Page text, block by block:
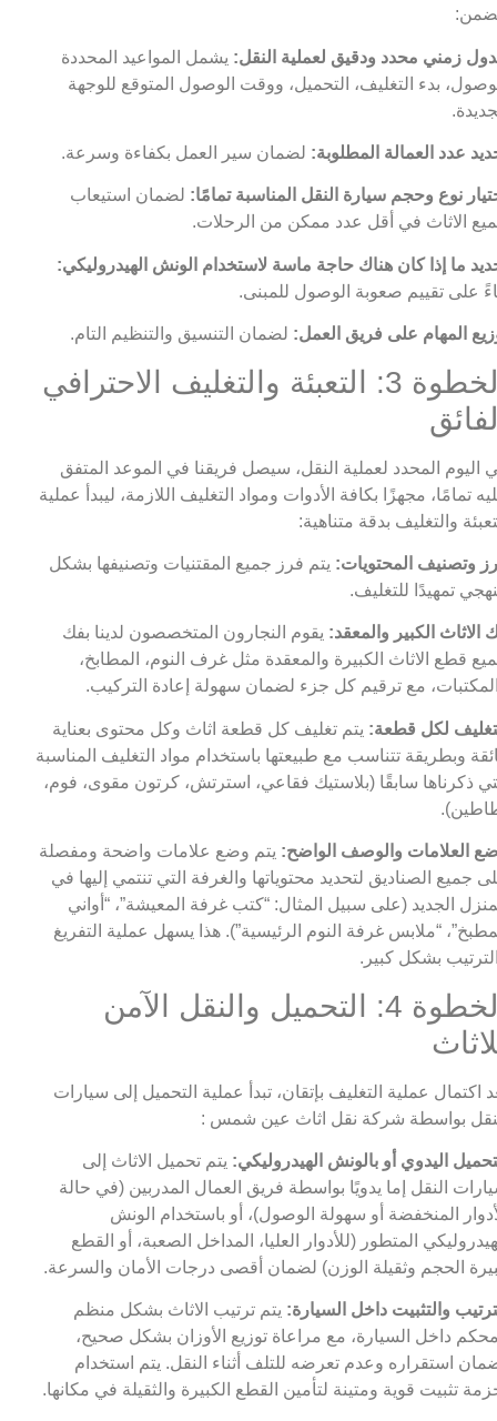
زمني محدد ودقيق لعملية النقل: يشمل المواعيد المحددة
بدء التغليف، التحميل، ووقت الوصول المتوقع للوجهة
عدد العمالة المطلوبة: لضمان سير العمل بكفاءة وسرعة.
نوع وحجم سيارة النقل المناسبة تمامًا: لضمان استيعاب
الاثاث في أقل عدد ممكن من الرحلات.
ما إذا كان هناك حاجة ماسة لاستخدام الونش الهيدروليكي:
على تقييم صعوبة الوصول للمبنى.
المهام على فريق العمل: لضمان التنسيق والتنظيم التام.
الخطوة 3: التعبئة والتغليف الاحترافي
اليوم المحدد لعملية النقل، سيصل فريقنا في الموعد المتفق
تمامًا، مجهزًا بكافة الأدوات ومواد التغليف اللازمة، ليبدأ عملية
والتغليف بدقة متناهية:
وتصنيف المحتويات: يتم فرز جميع المقتنيات وتصنيفها بشكل
تمهيدًا للتغليف.
الاثاث الكبير والمعقد: يقوم النجارون المتخصصون لدينا بفك
قطع الاثاث الكبيرة والمعقدة مثل غرف النوم، المطابخ،
مع ترقيم كل جزء لضمان سهولة إعادة التركيب.
لكل قطعة: يتم تغليف كل قطعة اثاث وكل محتوى بعناية
وبطريقة تتناسب مع طبيعتها باستخدام مواد التغليف المناسبة
ذكرناها سابقًا (بلاستيك فقاعي، استرتش، كرتون مقوى، فوم،
العلامات والوصف الواضح: يتم وضع علامات واضحة ومفصلة
جميع الصناديق لتحديد محتوياتها والغرفة التي تنتمي إليها في
الجديد (على سبيل المثال: “كتب غرفة المعيشة”، “أواني
“ملابس غرفة النوم الرئيسية”). هذا يسهل عملية التفريغ
بشكل كبير.
الخطوة 4: التحميل والنقل الآمن
اكتمال عملية التغليف بإتقان، تبدأ عملية التحميل إلى سيارات
بواسطة شركة نقل اثاث عين شمس :
اليدوي أو بالونش الهيدروليكي: يتم تحميل الاثاث إلى
النقل إما يدويًا بواسطة فريق العمال المدربين (في حالة
المنخفضة أو سهولة الوصول)، أو باستخدام الونش
المتطور (للأدوار العليا، المداخل الصعبة، أو القطع
الحجم وثقيلة الوزن) لضمان أقصى درجات الأمان والسرعة.
والتثبيت داخل السيارة: يتم ترتيب الاثاث بشكل منظم
داخل السيارة، مع مراعاة توزيع الأوزان بشكل صحيح،
استقراره وعدم تعرضه للتلف أثناء النقل. يتم استخدام
تثبيت قوية ومتينة لتأمين القطع الكبيرة والثقيلة في مكانها.